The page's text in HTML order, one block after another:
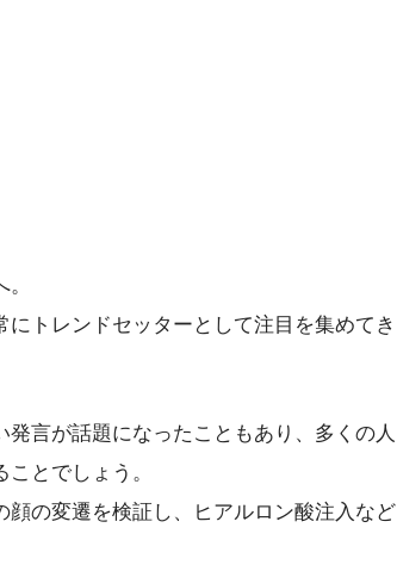
トレンドセッターとして注目を集めてき
言が話題になったこともあり、多くの人
とでしょう。
の変遷を検証し、ヒアルロン酸注入など